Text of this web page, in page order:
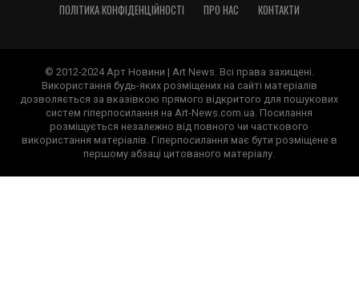
ПОЛІТИКА КОНФІДЕНЦІЙНОСТІ ПРО НАС КОНТАКТИ
© 2012-2024 Арт Новини | Art News. Всі права захищені.
Використання будь-яких розміщених на сайті матеріалів
дозволяється за вказівкою прямого відкритого для пошукових
систем гіперпосилання на Art-News.com.ua. Посилання
розміщується незалежно від повного чи часткового
використання матеріалів. Гіперпосилання має бути розміщене в
першому абзаці цитованого матеріалу.